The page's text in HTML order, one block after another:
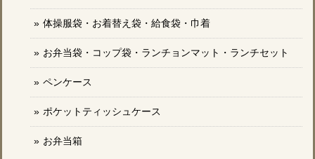
体操服袋・お着替え袋・給食袋・巾着
お弁当袋・コップ袋・ランチョンマット・ランチセット
ペンケース
ポケットティッシュケース
お弁当箱